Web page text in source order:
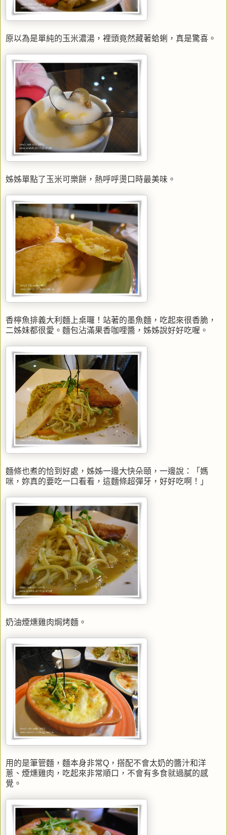
原以為是單純的玉米濃湯，裡頭竟然藏著蛤蜊，真是驚喜。
姊姊單點了玉米可樂餅，熱呼呼燙口時最美味。
香檸魚排義大利麵上桌囉！站著的墨魚麵，吃起來很香脆，
二姊妹都很愛。麵包沾滿果香咖哩醬，姊姊說好好吃喔。
麵條也煮的恰到好處，姊姊一邊大快朵頤，一邊說：「媽
咪，妳真的要吃一口看看，這麵條超彈牙，好好吃啊！」
奶油煙燻雞肉焗烤麵。
用的是筆管麵，麵本身非常Q，搭配不會太奶的醬汁和洋
蔥、煙燻雞肉，吃起來非常順口，不會有多食就過膩的感
覺。